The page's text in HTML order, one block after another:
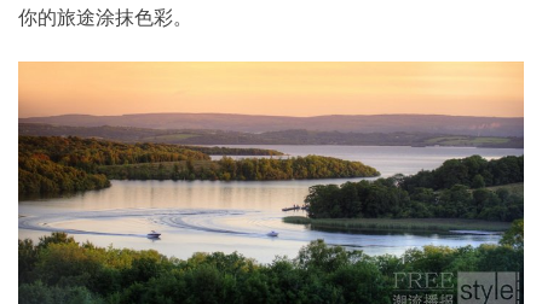
你的旅途涂抹色彩。